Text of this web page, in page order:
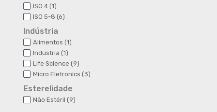
ISO 4 11
produto
ISO 5-8 66
Indústria
Alimentos 11
Indústria 11
produto
Life Science 99
produtos
Micro Eletronics 33
Esterelidade
Não Estéril 99